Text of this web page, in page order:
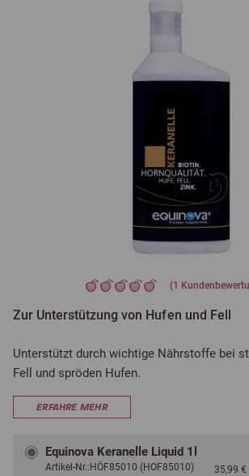
(1
Zur Unterstützung von Hufen und Fell
Unterstützt durch wichtige Nährstoffe bei
Fell und spröden Hufen.
ERFAHRE MEHR
Equinova Keranelle Liquid 1l
Artikel-Nr.:HÖF85010 (HOF85010)
35,99